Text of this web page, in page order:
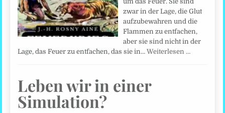
zwar in der Lage, die Glut
aufzubewahren und die
Flammen zu entfachen,
aber sie sind nicht in der
Lage, das Feuer zu entfachen, das sie in…Weiterlesen …
Leben wir in einer
Simulation?